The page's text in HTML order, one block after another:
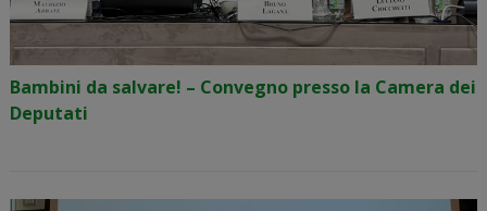
Bambini da salvare! – Convegno presso la Camera dei
Deputati